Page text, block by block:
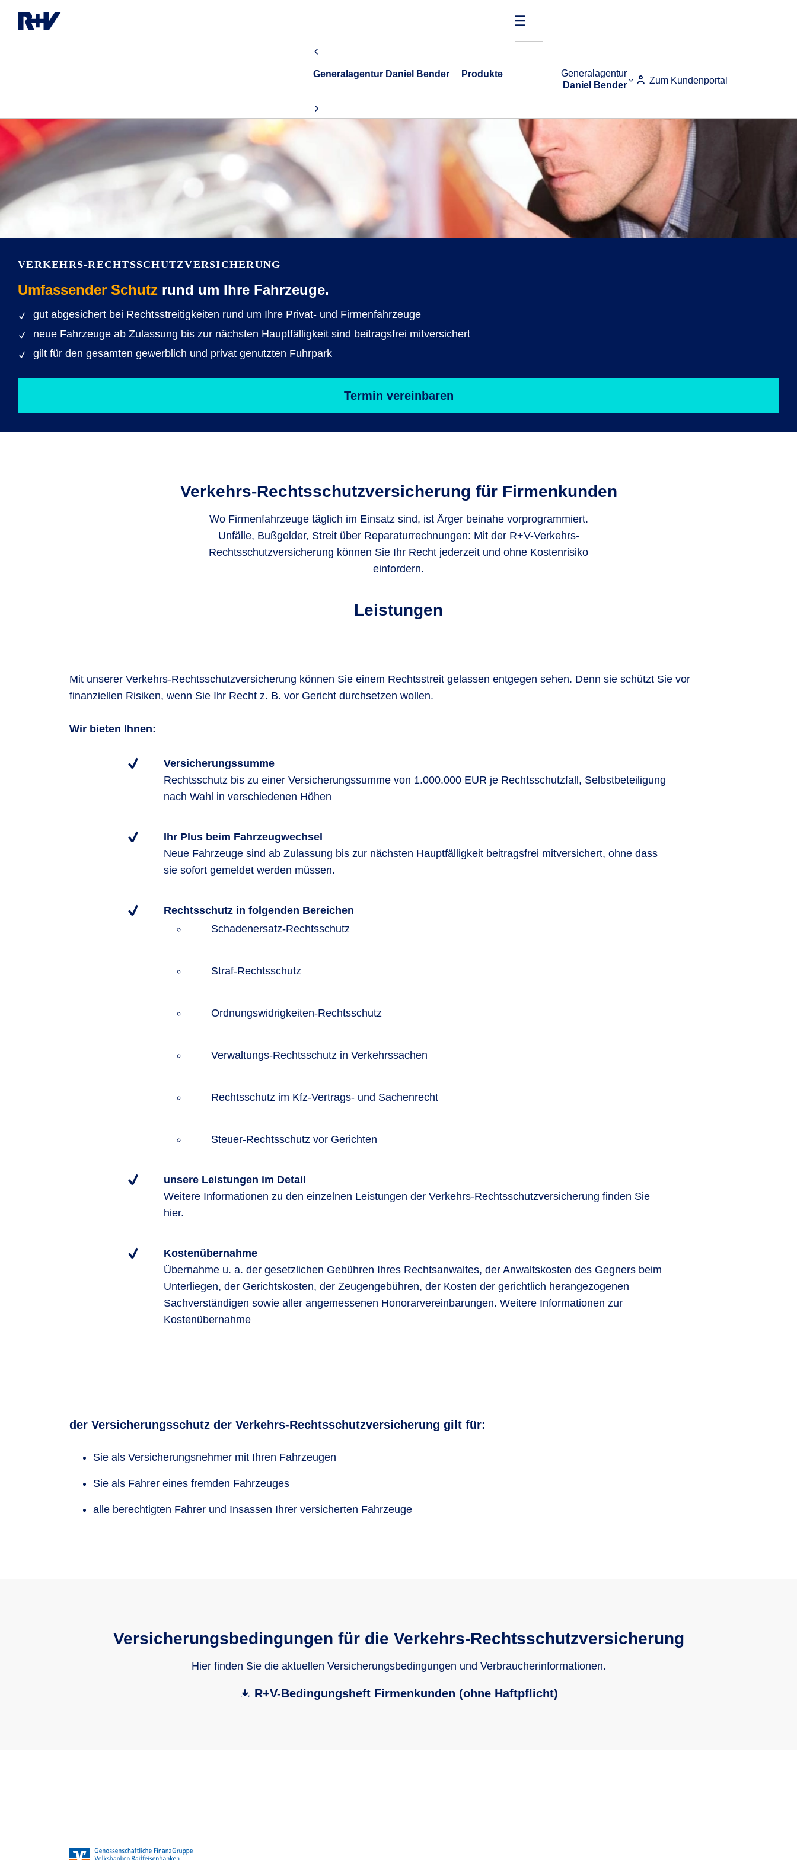
Generalagentur
Daniel Bender
Zum Kundenportal
Generalagentur Daniel Bender Produkte
VERKEHRS-RECHTSSCHUTZ­VERSICHERUNG
Umfassender Schutz rund um Ihre Fahrzeuge.
gut abgesichert bei Rechtsstreitigkeiten rund um Ihre Privat- und Firmenfahrzeuge
neue Fahrzeuge ab Zulassung bis zur nächsten Hauptfälligkeit sind beitragsfrei mitversichert
gilt für den gesamten gewerblich und privat genutzten Fuhrpark
Termin vereinbaren
Verkehrs-Rechtsschutz­versicherung für Firmenkunden
Wo Firmenfahrzeuge täglich im Einsatz sind, ist Ärger beinahe vorprogrammiert.
Unfälle, Bußgelder, Streit über Reparaturrechnungen: Mit der R+V-Verkehrs-
Rechtsschutzversicherung können Sie Ihr Recht jederzeit und ohne Kostenrisiko
einfordern.
Leistungen
Mit unserer Verkehrs-Rechtsschutzversicherung können Sie einem Rechtsstreit gelassen entgegen sehen. Denn sie schützt Sie vor
finanziellen Risiken, wenn Sie Ihr Recht z. B. vor Gericht durchsetzen wollen.
Wir bieten Ihnen:
Versicherungssumme
Rechtsschutz bis zu einer Versicherungssumme von 1.000.000 EUR je Rechtsschutzfall, Selbstbeteiligung
nach Wahl in verschiedenen Höhen
Ihr Plus beim Fahrzeugwechsel
Neue Fahrzeuge sind ab Zulassung bis zur nächsten Hauptfälligkeit beitragsfrei mitversichert, ohne dass
sie sofort gemeldet werden müssen.
Rechtsschutz in folgenden Bereichen
Schadenersatz-Rechtsschutz
Straf-Rechtsschutz
Ordnungswidrigkeiten-Rechtsschutz
Verwaltungs-Rechtsschutz in Verkehrssachen
Rechtsschutz im Kfz-Vertrags- und Sachenrecht
Steuer-Rechtsschutz vor Gerichten
unsere Leistungen im Detail
Weitere Informationen zu den einzelnen Leistungen der Verkehrs-Rechtsschutzversicherung finden Sie
hier.
Kostenübernahme
Übernahme u. a. der gesetzlichen Gebühren Ihres Rechtsanwaltes, der Anwaltskosten des Gegners beim
Unterliegen, der Gerichtskosten, der Zeugengebühren, der Kosten der gerichtlich herangezogenen
Sachverständigen sowie aller angemessenen Honorarvereinbarungen. Weitere Informationen zur
Kostenübernahme
der Versicherungsschutz der Verkehrs-Rechtsschutzversicherung gilt für:
Sie als Versicherungsnehmer mit Ihren Fahrzeugen
Sie als Fahrer eines fremden Fahrzeuges
alle berechtigten Fahrer und Insassen Ihrer versicherten Fahrzeuge
Versicherungsbedingungen für die Verkehrs-Rechtsschutzversicherung
Hier finden Sie die aktuellen Versicherungsbedingungen und Verbraucherinformationen.
R+V-Bedingungsheft Firmenkunden (ohne Haftpflicht)